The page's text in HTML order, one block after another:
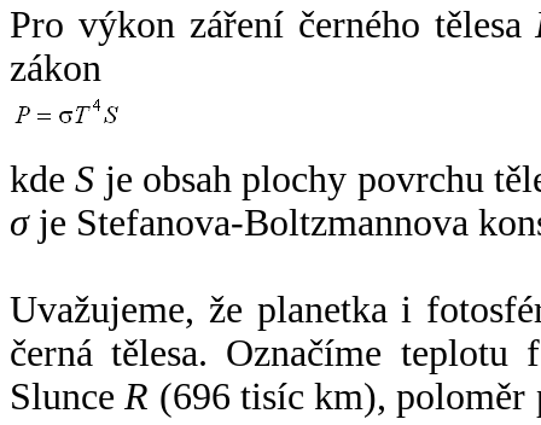
Pro výkon záření černého tělesa
zákon
kdeS je obsah plochy povrchu
σje Stefanova-Boltzmannova
Uvažujeme, že planetka i
černá tělesa. Označíme
SlunceR (696 tisíc km),